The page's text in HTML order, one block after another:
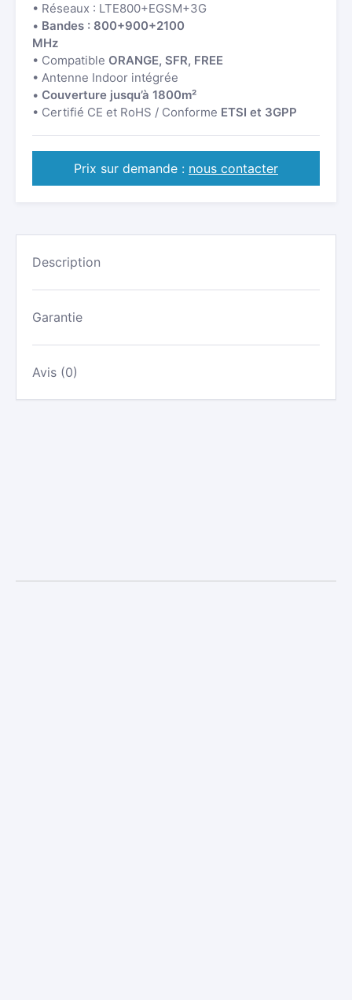
Prix sur demande : nous contacter
• Réseaux : LTE800+EGSM+3G
• Bandes : 800+900+2100
MHz
• Compatible ORANGE, SFR, FREE
• Antenne Indoor intégrée
• Couverture jusqu’à 1800m²
• Certifié CE et RoHS / Conforme ETSI et 3GPP
Description
Garantie
Avis (0)